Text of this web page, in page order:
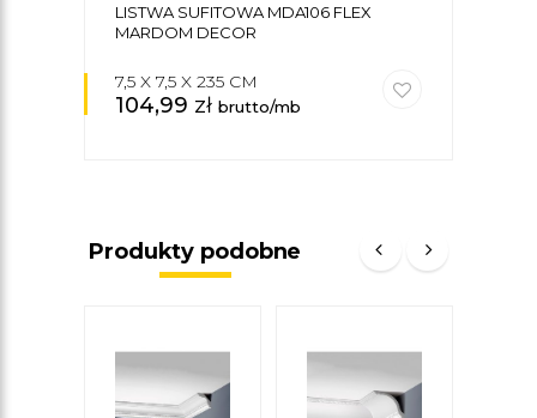
LISTWA SUFITOWA MDA106 FLEX
MARDOM DECOR
7,5 X 7,5 X 235 CM
104,99 zł brutto/mb
Produkty podobne